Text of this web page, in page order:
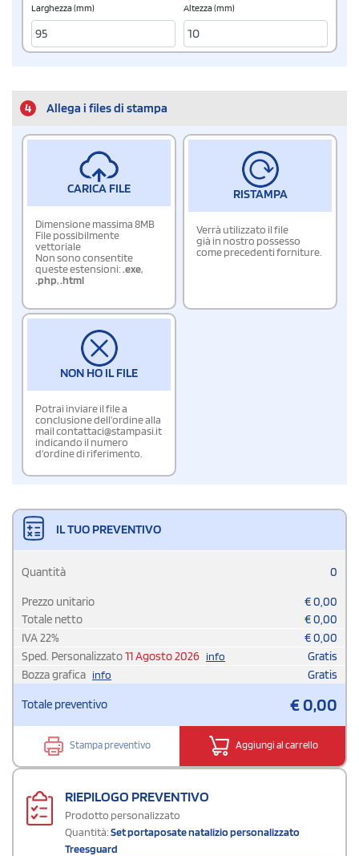
Larghezza (mm) Altezza (mm)
4 Allega i files di stampa
CARICA FILE
Dimensione massima 8MB
File possibilmente
vettoriale
Non sono consentite
queste estensioni:.exe,
.php,.html
RISTAMPA
Verrà utilizzato il file
già in nostro possesso
come precedenti forniture.
NON HO IL FILE
Potrai inviare il file a
conclusione dell'ordine alla
mail contattaci@stampasi.it
indicando il numero
d'ordine di riferimento.
IL TUO PREVENTIVO
Quantità 0
Prezzo unitario €0,00
Totale netto
€0,00
IVA22% €0,00
Sped. Personalizzato11 Agosto 2026 info
Gratis
Bozza grafica info Gratis
Totale preventivo €0,00
Stampa preventivo Aggiungi al carrello
RIEPILOGO PREVENTIVO
Prodotto personalizzato
Quantità:Set portaposate natalizio personalizzato
Treesguard